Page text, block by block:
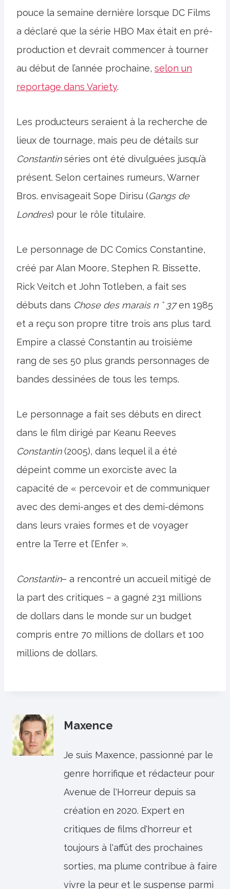
pouce la semaine dernière lorsque DC Films
a déclaré que la série HBO Max était en pré-
production et devrait commencer à tourner
au début de l’année prochaine, selon un
reportage dans Variety.
Les producteurs seraient à la recherche de
lieux de tournage, mais peu de détails sur
Constantinséries ont été divulguées jusqu’à
présent. Selon certaines rumeurs, Warner
Bros. envisageait Sope Dirisu (Gangs de
Londres) pour le rôle titulaire.
Le personnage de DC Comics Constantine,
créé par Alan Moore, Stephen R. Bissette,
Rick Veitch et John Totleben, a fait ses
débuts dans Chose des marais n ° 37en 1985
et a reçu son propre titre trois ans plus tard.
Empire a classé Constantin au troisième
rang de ses 50 plus grands personnages de
bandes dessinées de tous les temps.
Le personnage a fait ses débuts en direct
dans le film dirigé par Keanu Reeves
Constantin(2005), dans lequel il a été
dépeint comme un exorciste avec la
capacité de « percevoir et de communiquer
avec des demi-anges et des demi-démons
dans leurs vraies formes et de voyager
entre la Terre et l’Enfer ».
Constantin– a rencontré un accueil mitigé de
la part des critiques – a gagné 231 millions
de dollars dans le monde sur un budget
compris entre 70 millions de dollars et 100
millions de dollars.
Maxence
Je suis Maxence, passionné par le
genre horrifique et rédacteur pour
Avenue de l'Horreur depuis sa
création en 2020. Expert en
critiques de films d'horreur et
toujours à l'affût des prochaines
sorties, ma plume contribue à faire
vivre la peur et le suspense parmi